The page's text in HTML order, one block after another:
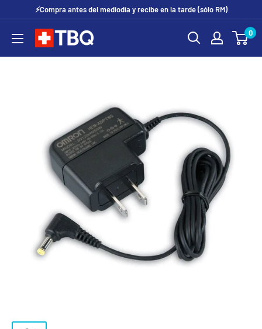
contenido
⚡Compra antes del mediodía y recibe en la tarde (sólo RM)
tubotiquin.cl 0